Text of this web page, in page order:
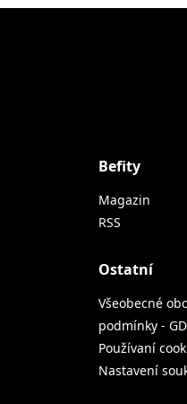
Befity
Magazin
RSS
Ostatní
Všeobecné
podmínky -
Používaní
Nastavení